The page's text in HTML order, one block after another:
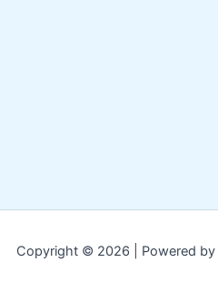
Copyright © 2026 | Powered by